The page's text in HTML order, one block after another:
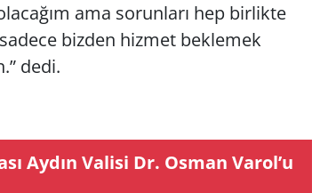
ama sorunları hep birlikte
bizden hizmet beklemek
dedi.
Aydın Va­li­si Dr. Osman Varol’u